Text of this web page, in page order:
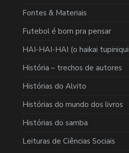
Fontes & Materiais
Futebol é bom pra pensar
HAI-HAI-HAI (o haikai
História – trechos de autores
Histórias do Alvito
Histórias do mundo dos livros
Histórias do samba
Leituras de Ciências Sociais